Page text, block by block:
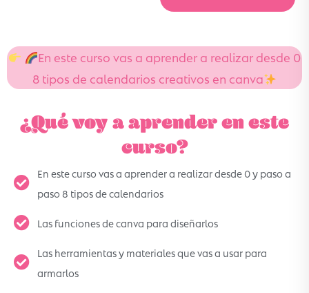
En este curso vas a aprender a realizar desde 0
8 tipos de calendarios creativos en canva
¿Qué voy a aprender en este
curso?
En este curso vas a aprender a realizar desde 0 y paso a
paso 8 tipos de calendarios
Las funciones de canva para diseñarlos
Las herramientas y materiales que vas a usar para
armarlos